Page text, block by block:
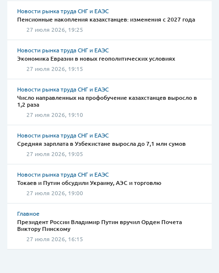
Новости рынка труда СНГ и ЕАЭС
Пенсионные накопления казахстанцев: изменения с 2027 года
27 июля 2026, 19:25
Новости рынка труда СНГ и ЕАЭС
Экономика Евразии в новых геополитических условиях
27 июля 2026, 19:15
Новости рынка труда СНГ и ЕАЭС
Число направленных на профобучение казахстанцев выросло в
1,2 раза
27 июля 2026, 19:10
Новости рынка труда СНГ и ЕАЭС
Средняя зарплата в Узбекистане выросла до 7,1 млн сумов
27 июля 2026, 19:05
Новости рынка труда СНГ и ЕАЭС
Токаев и Путин обсудили Украину, АЭС и торговлю
27 июля 2026, 19:00
Главное
Президент России Владимир Путин вручил Орден Почета
Виктору Пинскому
27 июля 2026, 16:15